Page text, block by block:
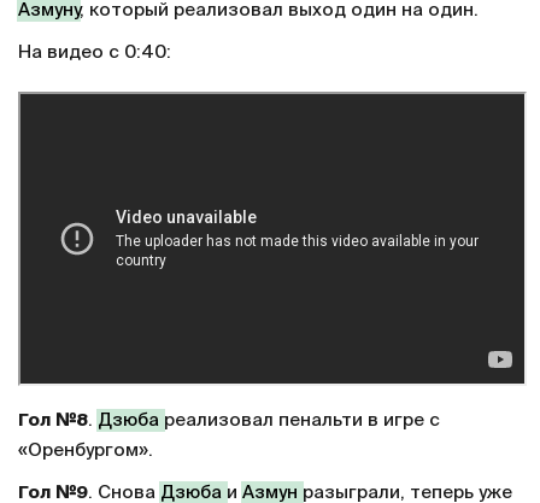
Азмуну, который реализовал выход один на один.
На видео с 0:40:
Гол №8. Дзюба реализовал пенальти в игре с
«Оренбургом».
Гол №9. Снова Дзюба и Азмун разыграли, теперь уже